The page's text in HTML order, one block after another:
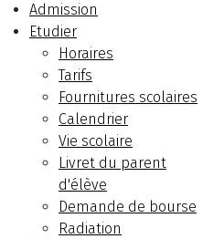
Admission
Etudier
Horaires
Tarifs
Fournitures scolaires
Calendrier
Vie scolaire
Livret du parent
d'élève
Demande de bourse
Radiation